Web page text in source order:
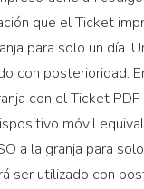
que el Ticket
para solo un día.
con posterioridad.
con el Ticket
móvil
a la granja para
ser utilizado con